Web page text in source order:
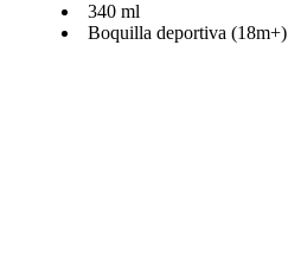
340 ml
Boquilla deportiva (18m+)